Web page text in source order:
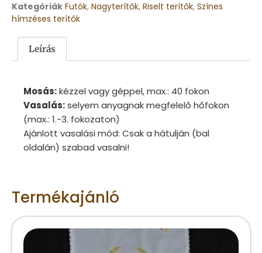
Kategóriák Futók, Nagyterítők, Riselt terítők, Színes
hímzéses terítők
Leírás
Mosás:kézzel vagy géppel, max.: 40 fokon
Vasalás:selyem anyagnak megfelelő hőfokon
(max.: 1.-3. fokozaton)
Ajánlott vasalási mód: Csak a hátulján (bal
oldalán) szabad vasalni!
Termékajánló